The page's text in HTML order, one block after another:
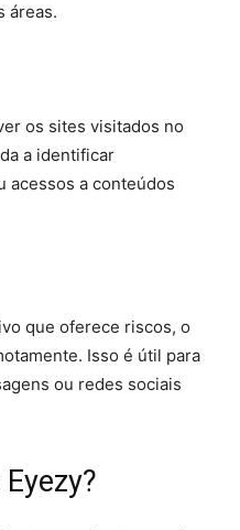
áreas.
os sites visitados no
a identificar
acessos a conteúdos
que oferece riscos, o
Isso é útil para
ou redes sociais